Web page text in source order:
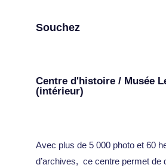
Souchez
Centre d'histoire / Musée
(intérieur)
Avec plus de 5 000 photo et 60
d’archives, ce centre permet de